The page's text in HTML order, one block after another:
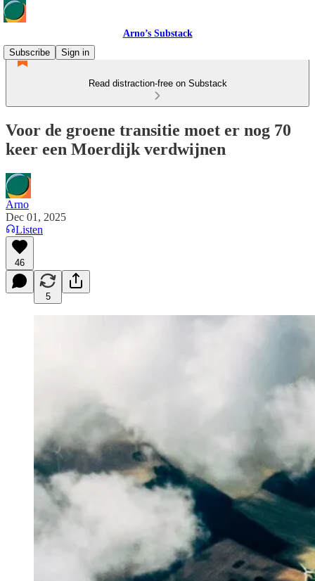
Arno’s Substack
Subscribe
Sign in
Read distraction-free on Substack
Voor de groene transitie moet er nog 70
keer een Moerdijk verdwijnen
Arno
Dec 01, 2025
Listen
46
5